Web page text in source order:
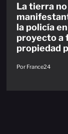
La tierra
la policía
proyecto a
propiedad
Por France24